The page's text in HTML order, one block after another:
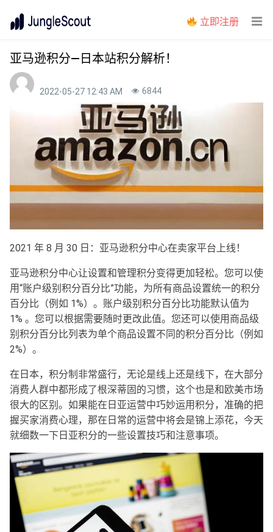
立即注册
亚马逊积分—日本站积分解析！
2022-05-27 12:43 AM 6844
2021 年 8 月 30 日：亚马逊积分中心在卖家平台上线！
亚马逊积分中心让设置和管理积分变得更加轻松。您可以使
用“账户级别积分百分比”功能，为所有商品设置统一的积分
百分比（例如 1%）。账户级别积分百分比功能默认值为
1% 。您可以根据需要随时更改此值。您还可以使用商品级
别积分百分比列表为单个商品设置不同的积分百分比（例如
2%）。
在日本，积分制非常盛行，无论是线上还是线下，在大部分
消费人群中都形成了根深蒂固的习惯，这个也是和欧美市场
很大的区别。如果能在日亚运营中巧妙运用积分，准确的把
握买家消费心理，那在日常的运营中将会是锦上添花，今天
就细数一下日亚积分的一些设置技巧和注意事项。